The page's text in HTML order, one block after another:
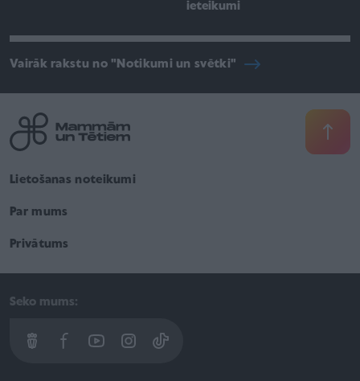
ieteikumi
Vairāk rakstu no "Notikumi un svētki"
Lietošanas noteikumi
Par mums
Privātums
Seko mums: